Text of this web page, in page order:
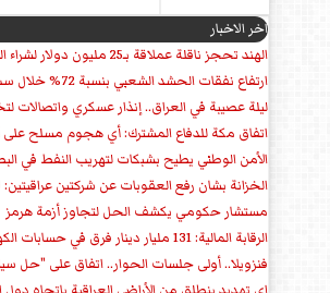
اخر الاخبار
الهند تحجز ناقلة عملاقة بـ25 مليون دولار لشراء النفط العراقي
ارتفاع نفقات الحشد الشعبي بنسبة 72% خلال ست سنوات
ليلة عصيبة في العراق.. إنذار عسكري واتصالات
‏اتفاق مكة للدفاع المشترك: أي هجوم مسلح
الأمن الوطني يطيح بشبكات لتهريب النفط في
الخزانة بشان رفع العقوبات عن شركتين
مستشار حكومي يكشف الحل لتجاوز أزمة هرمز
الرقابة المالية: 131 مليار دينار فرق في حسابات الكهرباء مع الجانب الإيراني
فنزويلا.. أولى جلسات الحوار.. اتفاق على